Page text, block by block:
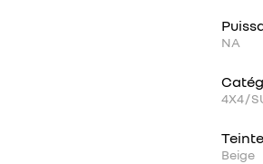
NA
4X4 /
Teinte
Beige